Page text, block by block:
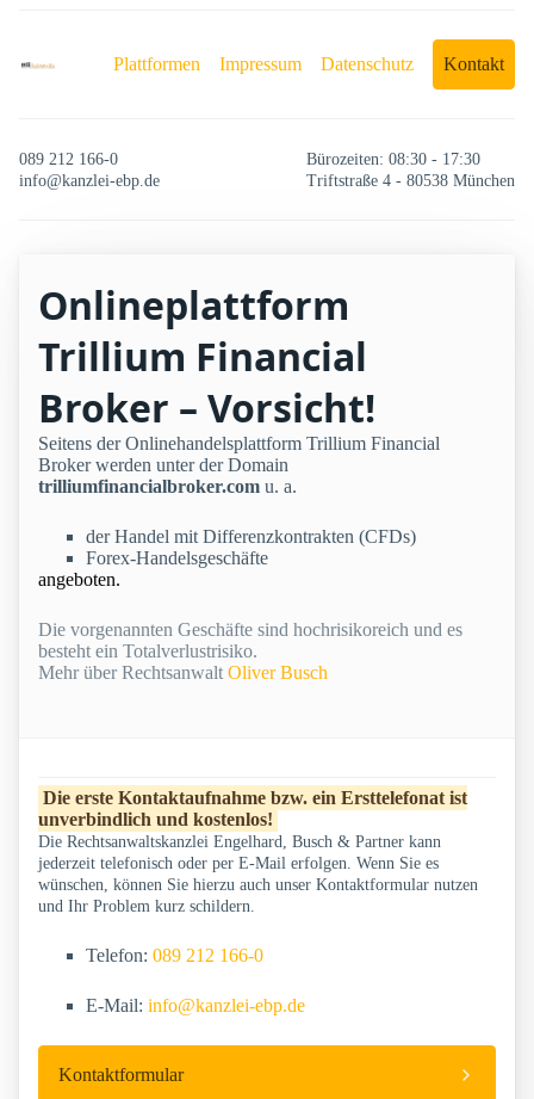
Plattformen Impressum Datenschutz Kontakt
089 212 166-0
info@kanzlei-ebp.de
Bürozeiten: 08:30 - 17:30
Triftstraße 4 - 80538 München
Onlineplattform
Trillium Financial
Broker – Vorsicht!
Seitens der Onlinehandelsplattform Trillium Financial
Broker werden unter der Domain
trilliumfinancialbroker.com u. a.
der Handel mit Differenzkontrakten (CFDs)
Forex-Handelsgeschäfte
angeboten.
Die vorgenannten Geschäfte sind hochrisikoreich und es
besteht ein Totalverlustrisiko.
Mehr über Rechtsanwalt Oliver Busch
Die erste Kontaktaufnahme bzw. ein Ersttelefonat ist
unverbindlich und kostenlos!
Die Rechtsanwaltskanzlei Engelhard, Busch & Partner kann
jederzeit telefonisch oder per E-Mail erfolgen. Wenn Sie es
wünschen, können Sie hierzu auch unser Kontaktformular nutzen
und Ihr Problem kurz schildern.
Telefon: 089 212 166-0
E-Mail: info@kanzlei-ebp.de
Kontaktformular